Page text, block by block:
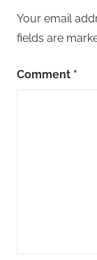
Your email
fields are
Comment *